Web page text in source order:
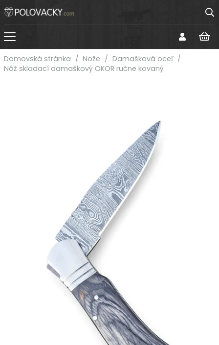
Domovská stránka / Nože / Damašková oceľ /
Nôž skladací damaškový OKOR ručne kovaný